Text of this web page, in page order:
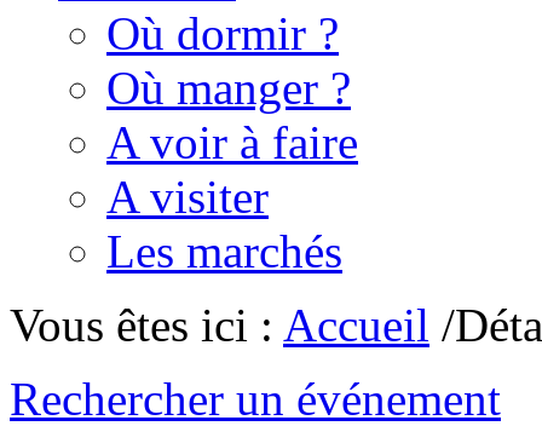
Où dormir ?
Où manger ?
A voir à faire
A visiter
Les marchés
Vous êtes ici : Accueil /
Rechercher un événement